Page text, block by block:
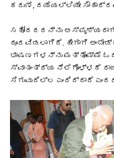
ಕರುಣೆ, ದಯೆಯಲ್ಲಿಯೇ
ಸಹೋದರರನ್ನು
ದೂರವಿಡಲಾಗಿದೆ. ಹೀಗಾಗಿ
ಭಾಷಣಗಳನ್ನು ಮತ್ತೊಮ್ಮೆ
ಸ್ವಾತಂತ್ರ್ಯ ನೆಲೆಗೊಳ್ಳದೆ
ಸಿಗುವುದಿಲ್ಲ ಎಂದಿದ್ದಾರೆ